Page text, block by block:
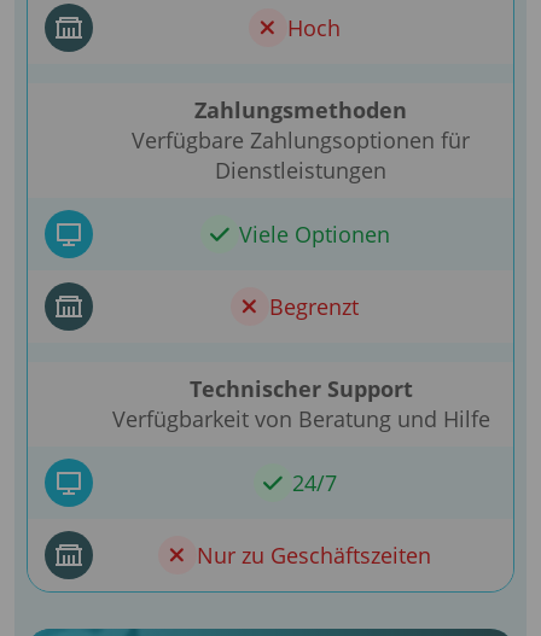
Hoch
Zahlungsmethoden
Verfügbare Zahlungsoptionen für
Dienstleistungen
Viele Optionen
Begrenzt
Technischer Support
Verfügbarkeit von Beratung und Hilfe
24/7
Nur zu Geschäftszeiten